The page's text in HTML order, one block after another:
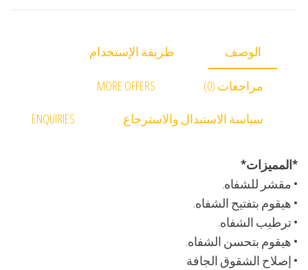
الوصف طريقة الإستخدام
مراجعات (0)
MORE OFFERS
سياسة الاستبدال والاسترجاع
ENQUIRIES
*المميزات*
• مقشر للشفاه.
• هيقوم بتفتيح الشفاه.
• ترطيب الشفاه.
• هيقوم بتحسن الشفاه.
• إصلاح الشقوق الجافة